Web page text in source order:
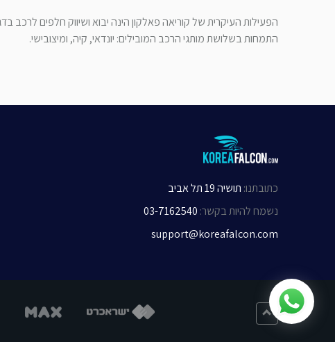
הפעילות העיקרית של קוריאה פאלקון הינה יבוא ושיווק חלפים לרכב
התמחות בשלושת מותגי הרכב המובילים: יונדאי, קיה, ומיצובישי.
תושיה 19 תל אביב :כתובתנו
03-7162540 :נשמח להיות בקשר
support@koreafalcon.com